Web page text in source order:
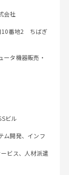
会社
10番地2 ちばぎ
ータ機器販売・
ビル
ム開発、インフ
ビス、人材派遣